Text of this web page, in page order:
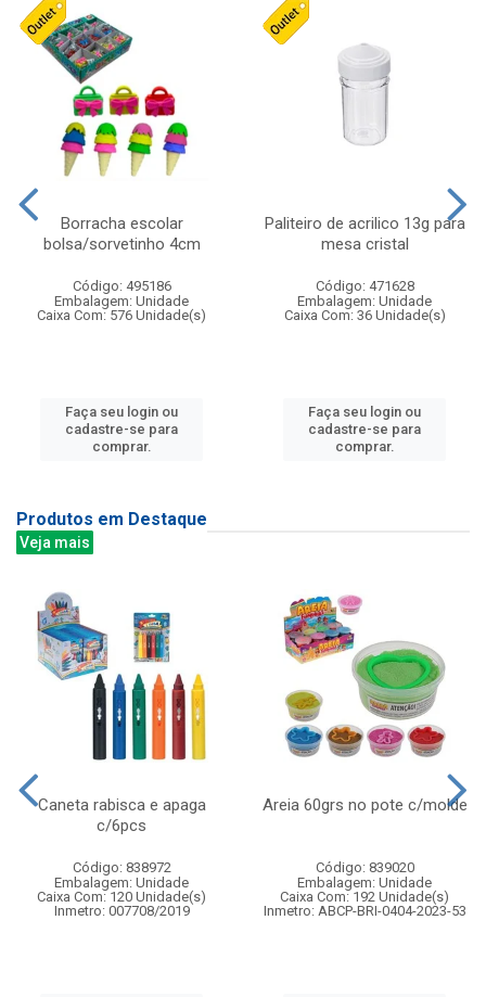
Borracha escolar
bolsa/sorvetinho 4cm
Código: 495186
Embalagem: Unidade
Caixa Com: 576 Unidade(s)
Faça seu login ou
cadastre-se para
comprar.
Paliteiro de acrilico 13g para
mesa cristal
Código: 471628
Embalagem: Unidade
Caixa Com: 36 Unidade(s)
Faça seu login ou
cadastre-se para
comprar.
Produtos em Destaque
Veja mais
Caneta rabisca e apaga
c/6pcs
Código: 838972
Embalagem: Unidade
Caixa Com: 120 Unidade(s)
Inmetro: 007708/2019
Areia 60grs no pote c/molde
Código: 839020
Embalagem: Unidade
Caixa Com: 192 Unidade(s)
Inmetro: ABCP-BRI-0404-2023-53